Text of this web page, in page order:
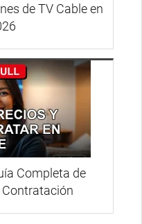
de TV Cable en
Completa de
Contratación